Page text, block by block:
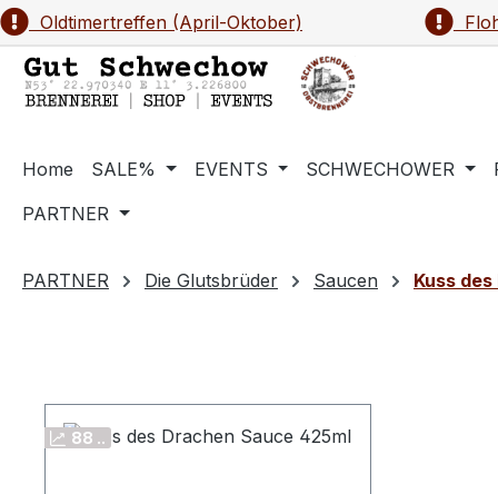
Hauptinhalt springen
Zur Suche springen
Zur Hauptnavigation springen
Oldtimertreffen (April-Oktober)
Home SALE% EVENTS SCHWECHOWER
PARTNER
PARTNER Die Glutsbrüder Saucen Kuss
88 ..